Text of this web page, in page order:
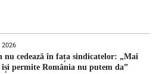
2026
nu cedează în fața sindicatelor: „Mai
permite România nu putem da”